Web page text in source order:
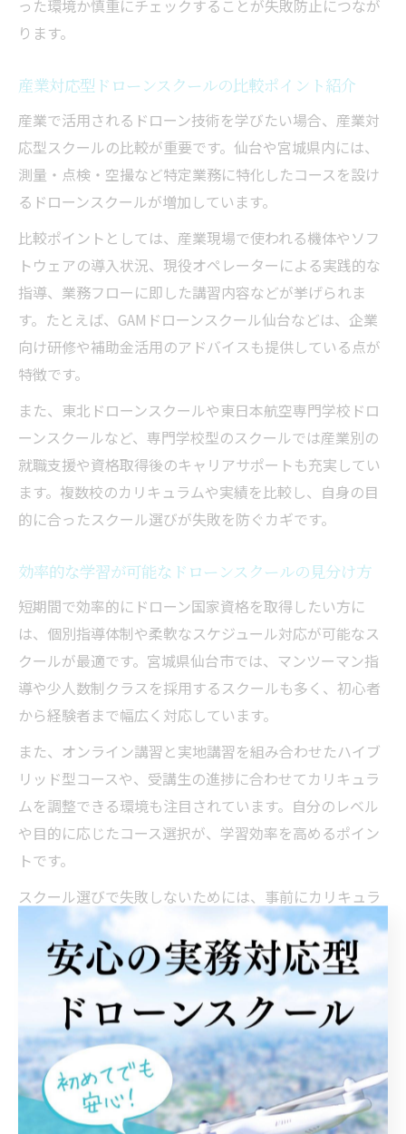
った環境か慎重にチェックすることが失敗防止につなが
ります。
産業対応型ドローンスクールの比較ポイント紹介
産業で活用されるドローン技術を学びたい場合、産業対
応型スクールの比較が重要です。仙台や宮城県内には、
測量・点検・空撮など特定業務に特化したコースを設け
るドローンスクールが増加しています。
比較ポイントとしては、産業現場で使われる機体やソフ
トウェアの導入状況、現役オペレーターによる実践的な
指導、業務フローに即した講習内容などが挙げられま
す。たとえば、GAMドローンスクール仙台などは、企業
向け研修や補助金活用のアドバイスも提供している点が
特徴です。
また、東北ドローンスクールや東日本航空専門学校ドロ
ーンスクールなど、専門学校型のスクールでは産業別の
就職支援や資格取得後のキャリアサポートも充実してい
ます。複数校のカリキュラムや実績を比較し、自身の目
的に合ったスクール選びが失敗を防ぐカギです。
効率的な学習が可能なドローンスクールの見分け方
短期間で効率的にドローン国家資格を取得したい方に
は、個別指導体制や柔軟なスケジュール対応が可能なス
クールが最適です。宮城県仙台市では、マンツーマン指
導や少人数制クラスを採用するスクールも多く、初心者
から経験者まで幅広く対応しています。
また、オンライン講習と実地講習を組み合わせたハイブ
リッド型コースや、受講生の進捗に合わせてカリキュラ
ムを調整できる環境も注目されています。自分のレベル
や目的に応じたコース選択が、学習効率を高めるポイン
トです。
スクール選びで失敗しないためには、事前にカリキュラ
ム内容や講師の経歴、受講後のサポート体制を詳しく確
認しましょう。卒業生の口コミや、資格取得までの平均
期間なども参考にすると安心です。
オンライン・実地講習の違いと選択時の注意点
ドローンスクールでは、オンライン講習と実地講習の両
方が提供されています。それぞれの特徴を理解し、自分
に合った学習方法を選ぶことが大切です。オンライン講